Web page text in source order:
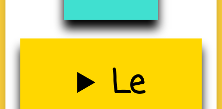
Uzerche
Le